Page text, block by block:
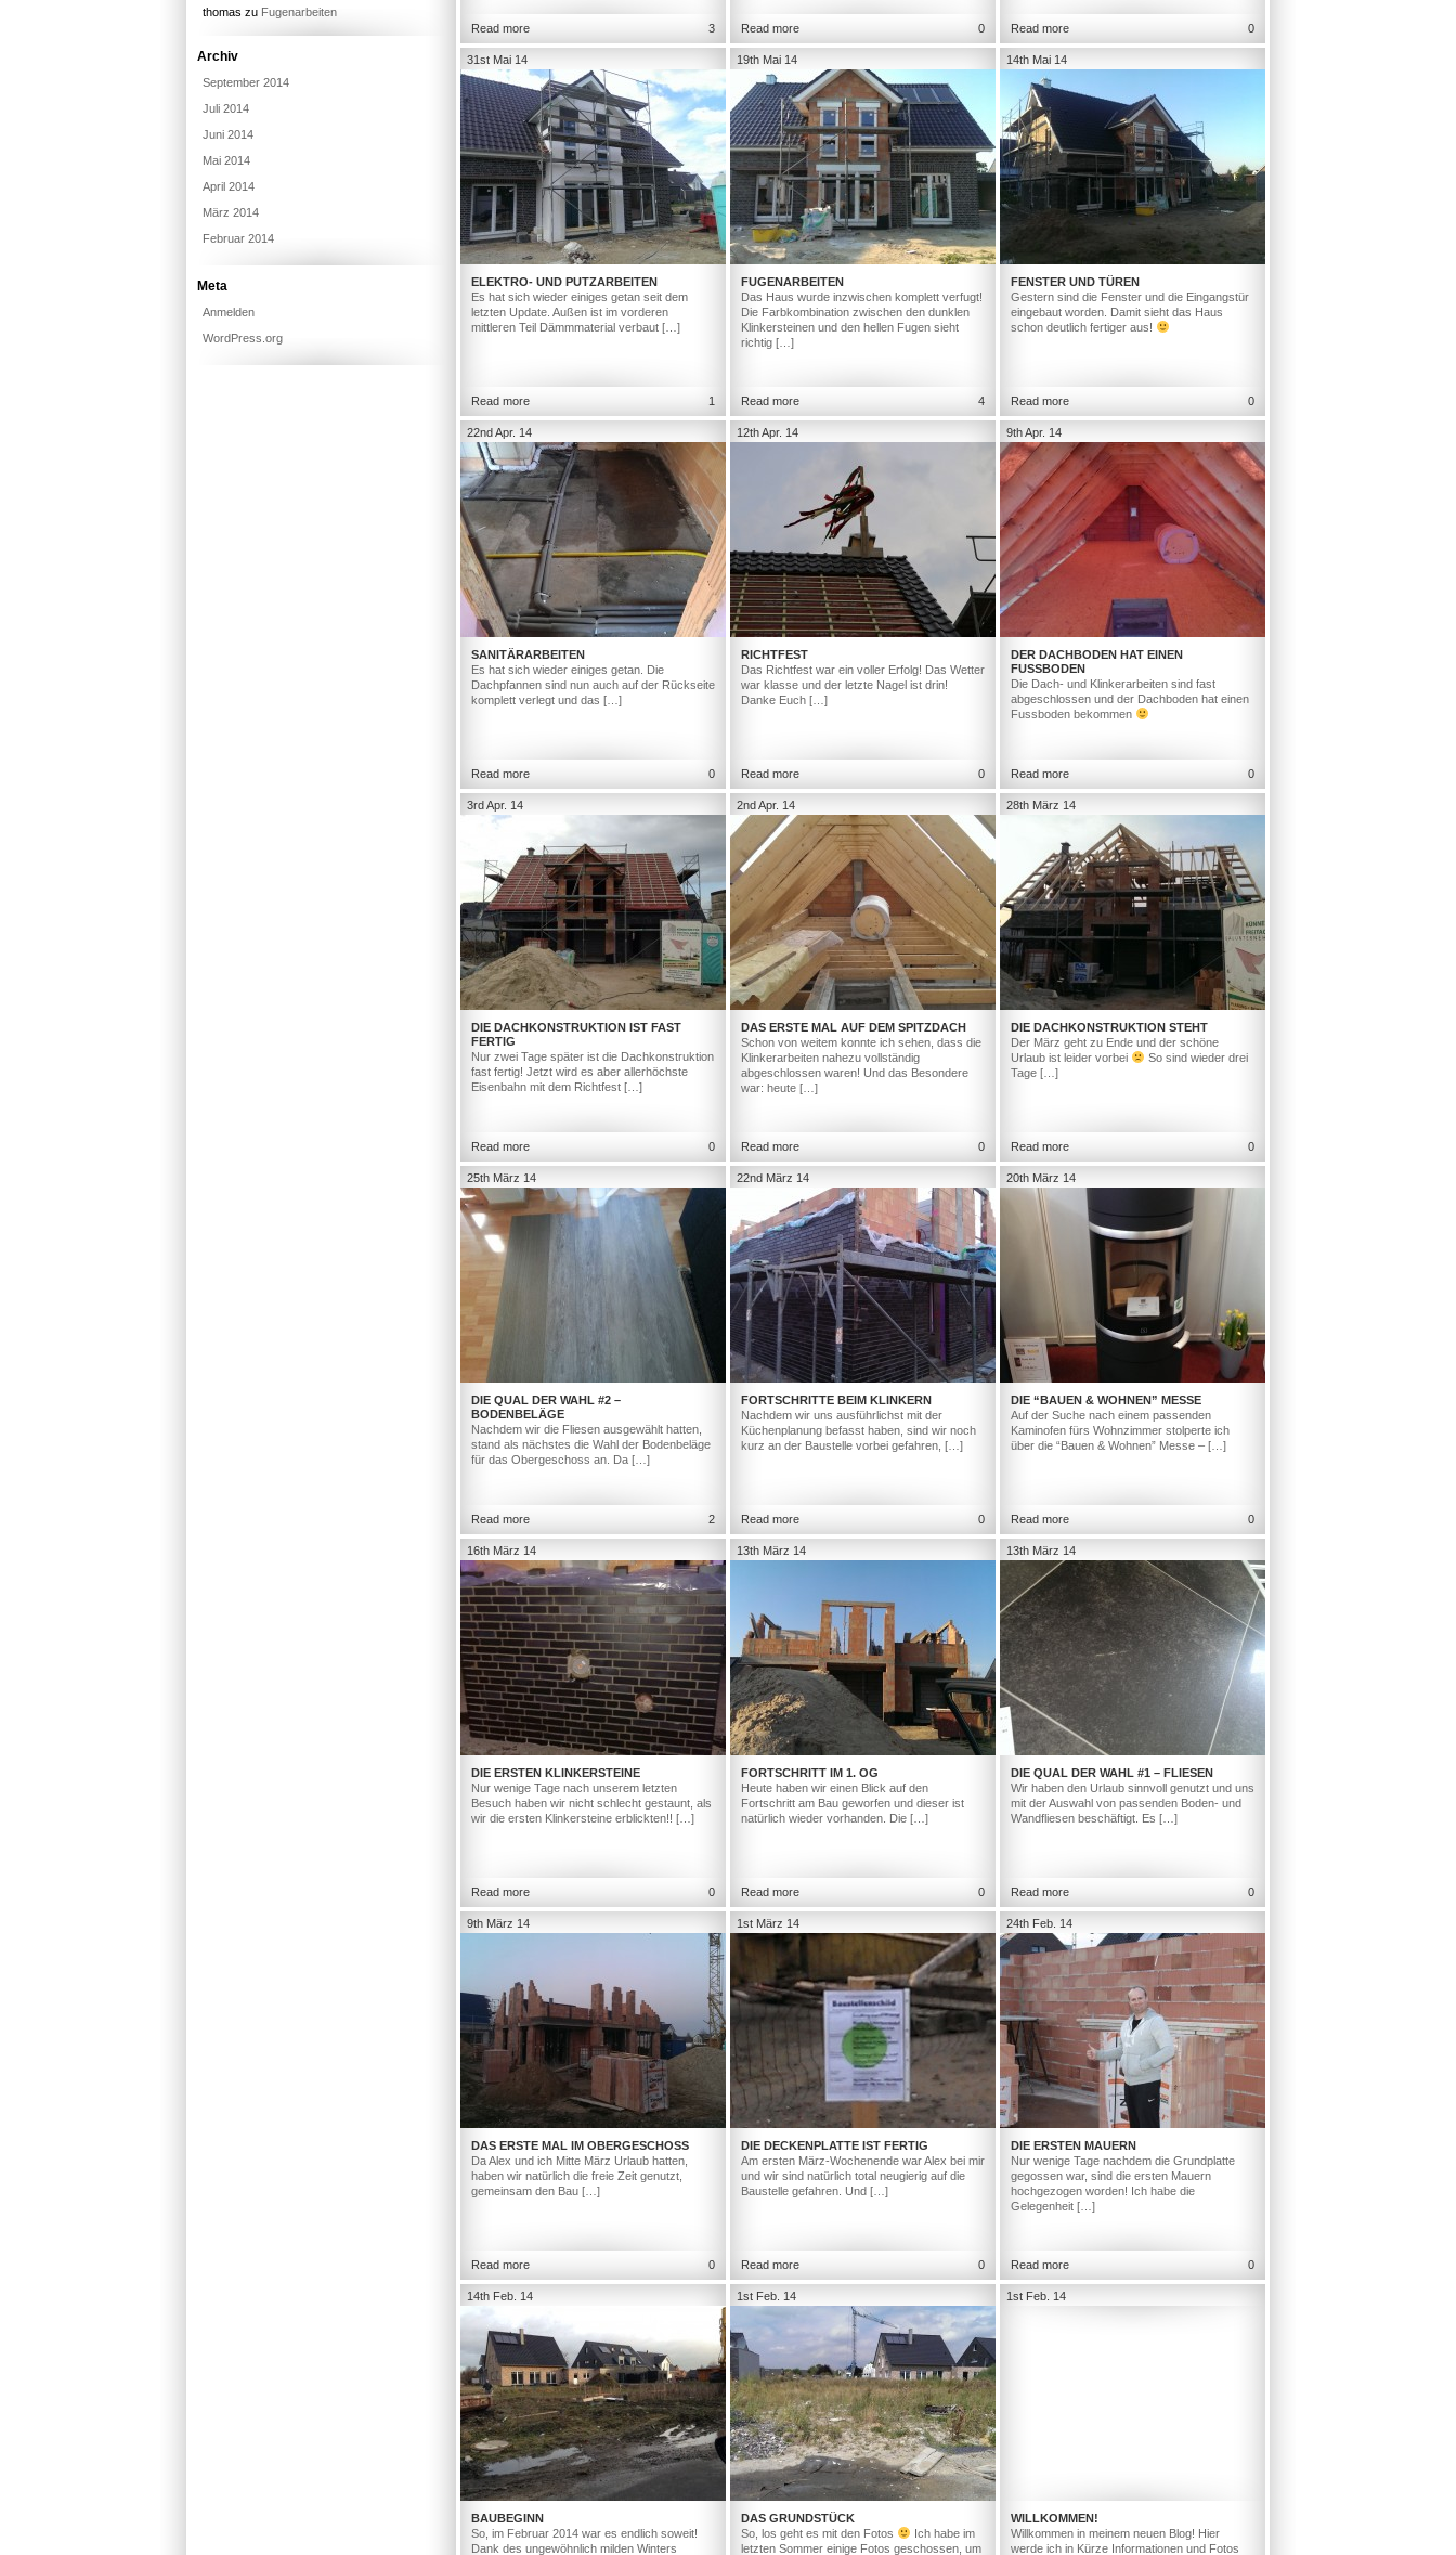
Read more 3 Read more 0 Read more 0
31st Mai 14
ELEKTRO- UND PUTZARBEITEN
Es hat sich wieder einiges getan seit dem
letzten Update. Außen ist im vorderen
mittleren Teil Dämmmaterial verbaut […]
Read more 1
19th Mai 14
FUGENARBEITEN
Das Haus wurde inzwischen komplett verfugt!
Die Farbkombination zwischen den dunklen
Klinkersteinen und den hellen Fugen sieht
richtig […]
Read more 4
14th Mai 14
FENSTER UND TÜREN
Gestern sind die Fenster und die Eingangstür
eingebaut worden. Damit sieht das Haus
schon deutlich fertiger aus!
Read more 0
22nd Apr. 14
SANITÄRARBEITEN
Es hat sich wieder einiges getan. Die
Dachpfannen sind nun auch auf der Rückseite
komplett verlegt und das […]
Read more 0
12th Apr. 14
RICHTFEST
Das Richtfest war ein voller Erfolg! Das Wetter
war klasse und der letzte Nagel ist drin!
Danke Euch […]
Read more 0
9th Apr. 14
DER DACHBODEN HAT EINEN
FUSSBODEN
Die Dach- und Klinkerarbeiten sind fast
abgeschlossen und der Dachboden hat einen
Fussboden bekommen
Read more 0
3rd Apr. 14
DIE DACHKONSTRUKTION IST FAST
FERTIG
Nur zwei Tage später ist die Dachkonstruktion
fast fertig! Jetzt wird es aber allerhöchste
Eisenbahn mit dem Richtfest […]
Read more 0
2nd Apr. 14
DAS ERSTE MAL AUF DEM SPITZDACH
Schon von weitem konnte ich sehen, dass die
Klinkerarbeiten nahezu vollständig
abgeschlossen waren! Und das Besondere
war: heute […]
Read more 0
28th März 14
DIE DACHKONSTRUKTION STEHT
Der März geht zu Ende und der schöne
Urlaub ist leider vorbei
So sind wieder drei
Tage […]
Read more 0
25th März 14
DIE QUAL DER WAHL #2 –
BODENBELÄGE
Nachdem wir die Fliesen ausgewählt hatten,
stand als nächstes die Wahl der Bodenbeläge
für das Obergeschoss an. Da […]
Read more 2
22nd März 14
FORTSCHRITTE BEIM KLINKERN
Nachdem wir uns ausführlichst mit der
Küchenplanung befasst haben, sind wir noch
kurz an der Baustelle vorbei gefahren, […]
Read more 0
20th März 14
DIE “BAUEN & WOHNEN” MESSE
Auf der Suche nach einem passenden
Kaminofen fürs Wohnzimmer stolperte ich
über die “Bauen & Wohnen” Messe – […]
Read more 0
16th März 14
DIE ERSTEN KLINKERSTEINE
Nur wenige Tage nach unserem letzten
Besuch haben wir nicht schlecht gestaunt, als
wir die ersten Klinkersteine erblickten!! […]
Read more 0
13th März 14
FORTSCHRITT IM 1. OG
Heute haben wir einen Blick auf den
Fortschritt am Bau geworfen und dieser ist
natürlich wieder vorhanden. Die […]
Read more 0
13th März 14
DIE QUAL DER WAHL #1 – FLIESEN
Wir haben den Urlaub sinnvoll genutzt und uns
mit der Auswahl von passenden Boden- und
Wandfliesen beschäftigt. Es […]
Read more 0
9th März 14
DAS ERSTE MAL IM OBERGESCHOSS
Da Alex und ich Mitte März Urlaub hatten,
haben wir natürlich die freie Zeit genutzt,
gemeinsam den Bau […]
Read more 0
1st März 14
DIE DECKENPLATTE IST FERTIG
Am ersten März-Wochenende war Alex bei mir
und wir sind natürlich total neugierig auf die
Baustelle gefahren. Und […]
Read more 0
24th Feb. 14
DIE ERSTEN MAUERN
Nur wenige Tage nachdem die Grundplatte
gegossen war, sind die ersten Mauern
hochgezogen worden! Ich habe die
Gelegenheit […]
Read more 0
14th Feb. 14
BAUBEGINN
So, im Februar 2014 war es endlich soweit!
Dank des ungewöhnlich milden Winters
1st Feb. 14
DAS GRUNDSTÜCK
So, los geht es mit den Fotos
Ich habe im
letzten Sommer einige Fotos geschossen, um
1st Feb. 14
WILLKOMMEN!
Willkommen in meinem neuen Blog! Hier
werde ich in Kürze Informationen und Fotos
thomas zu Fugenarbeiten
Archiv
September 2014
Juli 2014
Juni 2014
Mai 2014
April 2014
März 2014
Februar 2014
Meta
Anmelden
WordPress.org